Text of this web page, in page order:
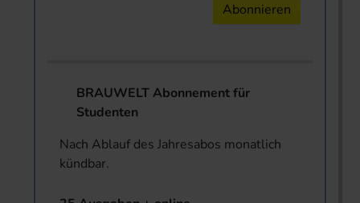
Abonnieren
BRAUWELT Abonnement für
Studenten
Nach Ablauf des Jahresabos monatlich
kündbar.